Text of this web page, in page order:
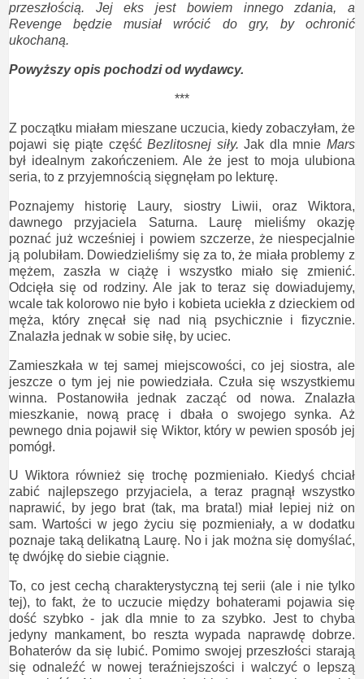
przeszłością. Jej eks jest bowiem innego zdania, a
Revenge będzie musiał wrócić do gry, by ochronić
ukochaną.
Powyższy opis pochodzi od wydawcy.
***
Z początku miałam mieszane uczucia, kiedy zobaczyłam, że
pojawi się piąte częśćBezlitosnej siły. Jak dla mnieMars
był idealnym zakończeniem. Ale że jest to moja ulubiona
seria, to z przyjemnością sięgnęłam po lekturę.
Poznajemy historię Laury, siostry Liwii, oraz Wiktora,
dawnego przyjaciela Saturna. Laurę mieliśmy okazję
poznać już wcześniej i powiem szczerze, że niespecjalnie
ją polubiłam. Dowiedzieliśmy się za to, że miała problemy z
mężem, zaszła w ciążę i wszystko miało się zmienić.
Odcięła się od rodziny. Ale jak to teraz się dowiadujemy,
wcale tak kolorowo nie było i kobieta uciekła z dzieckiem od
męża, który znęcał się nad nią psychicznie i fizycznie.
Znalazła jednak w sobie siłę, by uciec.
Zamieszkała w tej samej miejscowości, co jej siostra, ale
jeszcze o tym jej nie powiedziała. Czuła się wszystkiemu
winna. Postanowiła jednak zacząć od nowa. Znalazła
mieszkanie, nową pracę i dbała o swojego synka. Aż
pewnego dnia pojawił się Wiktor, który w pewien sposób jej
pomógł.
U Wiktora również się trochę pozmieniało. Kiedyś chciał
zabić najlepszego przyjaciela, a teraz pragnął wszystko
naprawić, by jego brat (tak, ma brata!) miał lepiej niż on
sam. Wartości w jego życiu się pozmieniały, a w dodatku
poznaje taką delikatną Laurę. No i jak można się domyślać,
tę dwójkę do siebie ciągnie.
To, co jest cechą charakterystyczną tej serii (ale i nie tylko
tej), to fakt, że to uczucie między bohaterami pojawia się
dość szybko - jak dla mnie to za szybko. Jest to chyba
jedyny mankament, bo reszta wypada naprawdę dobrze.
Bohaterów da się lubić. Pomimo swojej przeszłości starają
się odnaleźć w nowej teraźniejszości i walczyć o lepszą